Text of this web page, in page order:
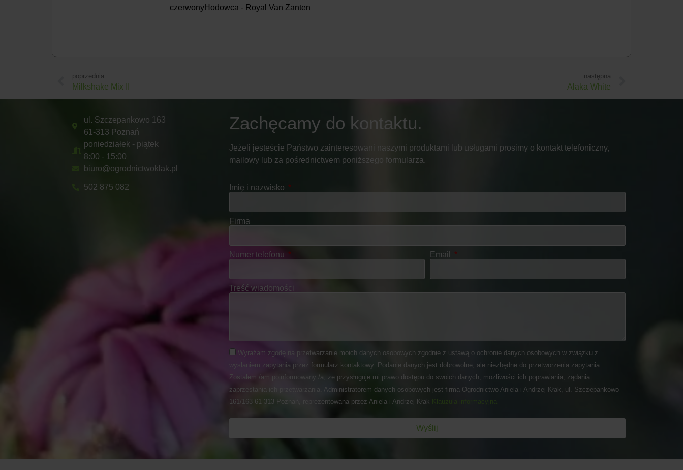
czerwonyHodowca - Royal Van Zanten
poprzednia
Milkshake Mix II
następna
Alaka White
ul. Szczepankowo 163
61-313 Poznań
poniedziałek - piątek
8:00 - 15:00
biuro@ogrodnictwoklak.pl
502 875 082
Zachęcamy do kontaktu.
Jeżeli jesteście Państwo zainteresowani naszymi produktami lub usługami prosimy o kontakt telefoniczny,
mailowy lub za pośrednictwem poniższego formularza.
Imię i nazwisko
Firma
Numer telefonu Email
Treść wiadomości
Wyrażam zgodę na przetwarzanie moich danych osobowych zgodnie z ustawą o ochronie danych osobowych w związku z
wysłaniem zapytania przez formularz kontaktowy. Podanie danych jest dobrowolne, ale niezbędne do przetworzenia zapytania.
Zostałem /am poinformowany /a, że przysługuje mi prawo dostępu do swoich danych, możliwości ich poprawiania, żądania
zaprzestania ich przetwarzania. Administratorem danych osobowych jest firma Ogrodnictwo Aniela i Andrzej Kłak, ul. Szczepankowo
161/163 61-313 Poznań, reprezentowana przez Aniela i Andrzej Kłak Klauzula informacyjna
Wyślij